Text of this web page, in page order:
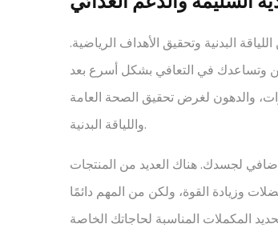
البدنية وتحقيق الأهداف الرياضية.
وتساعدك في التعافي بشكل أسرع بعد
والدهون لغرض تحقيق الصحة العامة
واللياقة البدنية.
لجسدك. هناك العديد من المنتجات
وزيادة القوة، ولكن من المهم دائمًا